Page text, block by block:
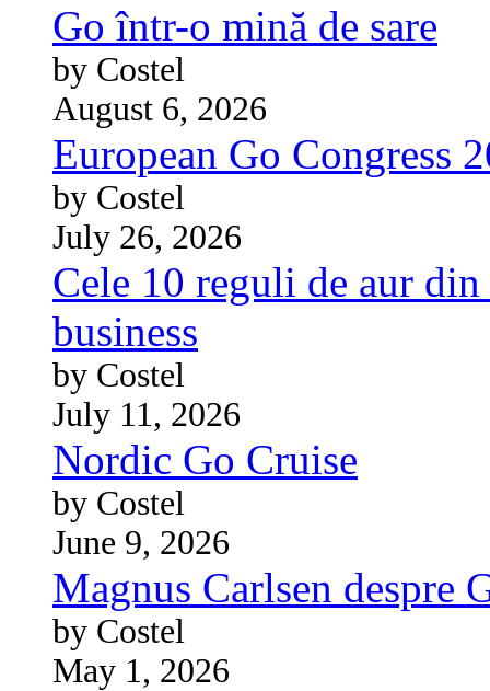
Go într-o mină de sare
by Costel
August 6, 2026
European Go Congress
by Costel
July 26, 2026
Cele 10 reguli de aur
business
by Costel
July 11, 2026
Nordic Go Cruise
by Costel
June 9, 2026
Magnus Carlsen despre
by Costel
May 1, 2026